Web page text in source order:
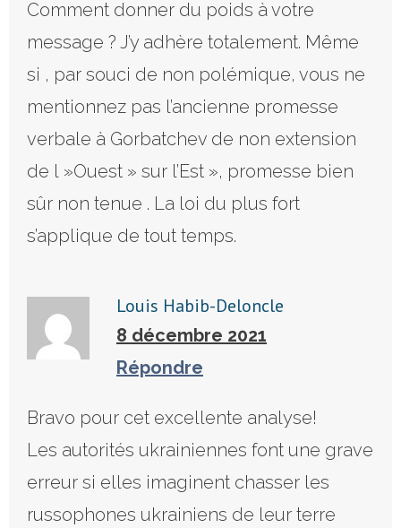
Comment donner du poids à votre
message ? J’y adhère totalement. Même
si , par souci de non polémique, vous ne
mentionnez pas l’ancienne promesse
verbale à Gorbatchev de non extension
de l »Ouest » sur l’Est », promesse bien
sûr non tenue . La loi du plus fort
s’applique de tout temps.
Louis Habib-Deloncle
8 décembre 2021
Répondre
Bravo pour cet excellente analyse!
Les autorités ukrainiennes font une grave
erreur si elles imaginent chasser les
russophones ukrainiens de leur terre